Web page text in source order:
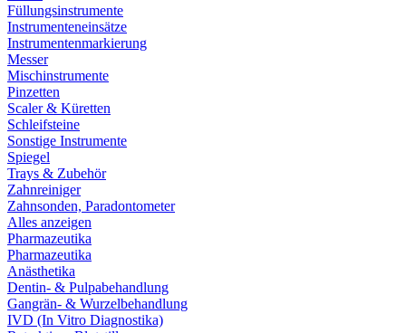
Füllungsinstrumente
Instrumenteneinsätze
Instrumentenmarkierung
Messer
Mischinstrumente
Pinzetten
Scaler & Küretten
Schleifsteine
Sonstige Instrumente
Spiegel
Trays & Zubehör
Zahnreiniger
Zahnsonden, Paradontometer
Alles anzeigen
Pharmazeutika
Pharmazeutika
Anästhetika
Dentin- & Pulpabehandlung
Gangrän- & Wurzelbehandlung
IVD (In Vitro Diagnostika)